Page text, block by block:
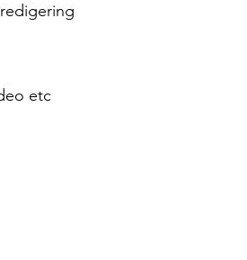
etc